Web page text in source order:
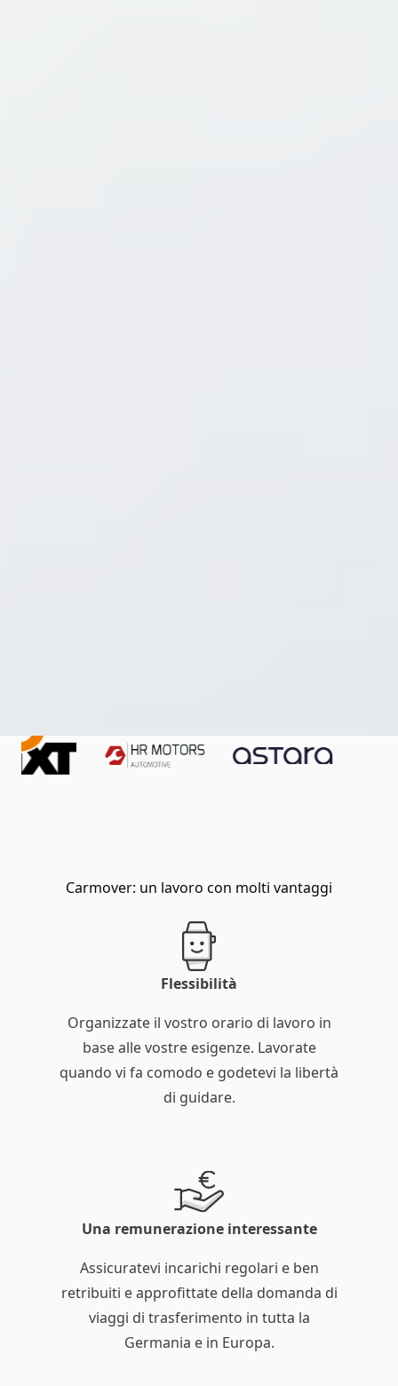
Carmover: un lavoro con molti vantaggi
Flessibilità
Organizzate il vostro orario di lavoro in
base alle vostre esigenze. Lavorate
quando vi fa comodo e godetevi la libertà
di guidare.
Una remunerazione interessante
Assicuratevi incarichi regolari e ben
retribuiti e approfittate della domanda di
viaggi di trasferimento in tutta la
Germania e in Europa.